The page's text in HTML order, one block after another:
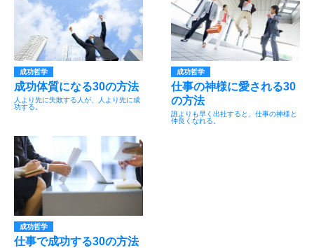
成功哲学
成功体質になる30の方法
人より先に失敗する人が、人より先に成
功する。
成功哲学
仕事の神様に愛される30
の方法
誰よりも早く出社すると、仕事の神様と
仲良くなれる。
成功哲学
仕事で成功する30の方法